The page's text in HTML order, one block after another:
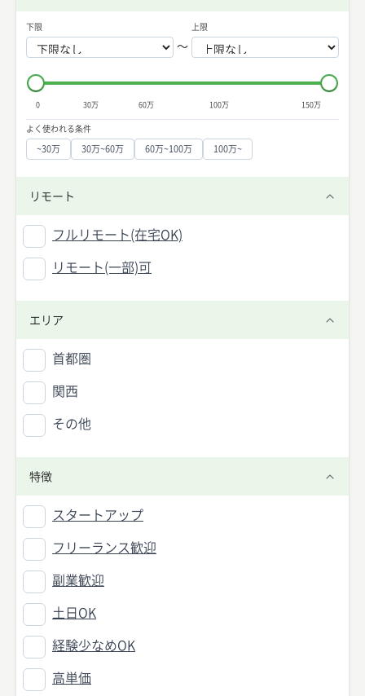
下限
〜
上限
0 30万 60万 100万 150万
よく使われる条件
~30万 30万~60万 60万~100万 100万~
リモート
フルリモート(在宅OK)
リモート(一部)可
エリア
首都圏
関西
その他
特徴
スタートアップ
フリーランス歓迎
副業歓迎
土日OK
経験少なめOK
高単価